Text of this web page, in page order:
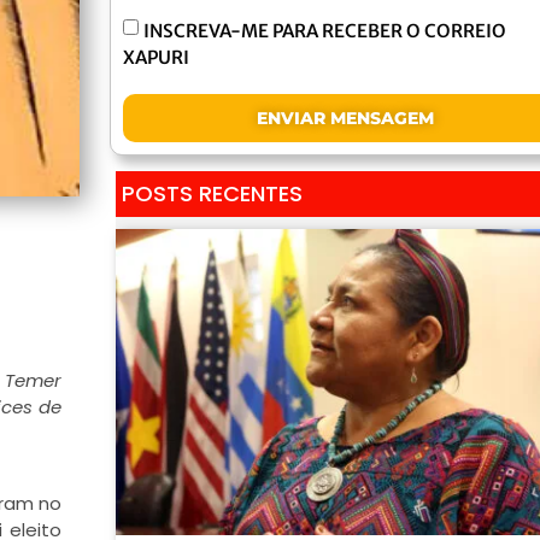
de
no
eleito
INSCREVA-ME PARA RECEBER O CORREIO
XAPURI
ENVIAR MENSAGEM
POSTS RECENTES